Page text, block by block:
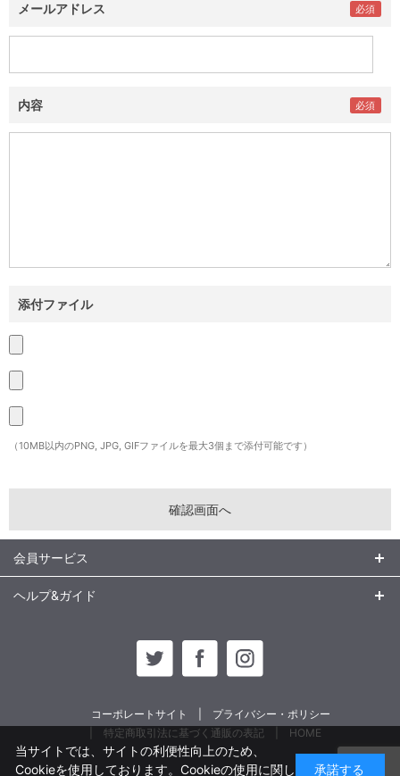
メールアドレス
内容
添付ファイル
（10MB以内のPNG, JPG, GIFファイルを最大3個まで添付可能です）
会員サービス
ヘルプ&ガイド
コーポレートサイト
プライバシー・ポリシー
特定商取引法に基づく通販の表記
HOME
当サイトでは、サイトの利便性向上のため、
Cookieを使用しております。Cookieの使用に関し
承諾する